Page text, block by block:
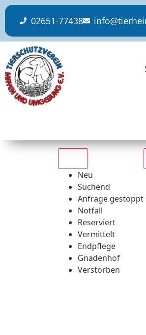
content
02651-77438
Neu
Suchend
Anfrage gestoppt
Notfall
Reserviert
Vermittelt
Endpflege
Gnadenhof
Verstorben